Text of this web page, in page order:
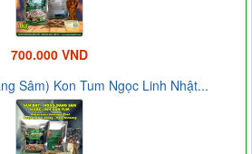
700.000 VND
Sâm) Kon Tum Ngọc Linh Nhật...